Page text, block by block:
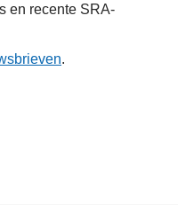
en recente SRA-
.